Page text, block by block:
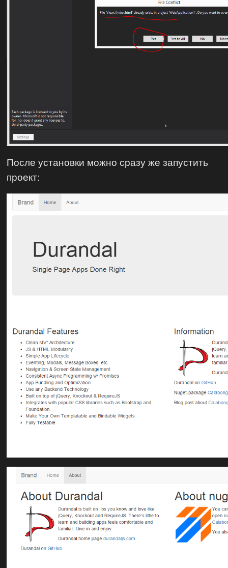
После установки можно сразу же запустить
проект: